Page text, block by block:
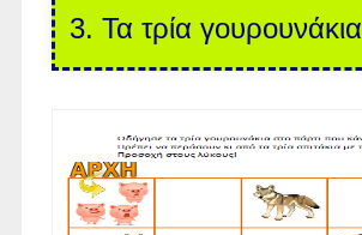
3. Τα τρία γουρουνάκια